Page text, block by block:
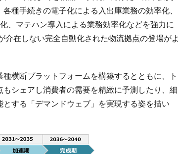
種手続きの電子化による入出庫業務の効率化、
、マテハン導入による業務効率化などを強力に
在しない完全自動化された物流拠点の登場がよ
横断プラットフォームを構築するとともに、ト
シェアし消費者の需要を精緻に予測したり、細
する「デマンドウェブ」を実現する姿を描い